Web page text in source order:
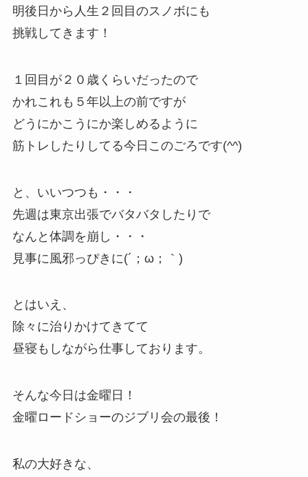
明後日から人生２回目のスノボにも
挑戦してきます！
１回目が２０歳くらいだったので
かれこれも５年以上の前ですが
どうにかこうにか楽しめるように
筋トレしたりしてる今日このごろです(^^)
と、いいつつも・・・
先週は東京出張でバタバタしたりで
なんと体調を崩し・・・
見事に風邪っぴきに(´；ω；｀)
とはいえ、
除々に治りかけてきてて
昼寝もしながら仕事しております。
そんな今日は金曜日！
金曜ロードショーのジブリ会の最後！
私の大好きな、